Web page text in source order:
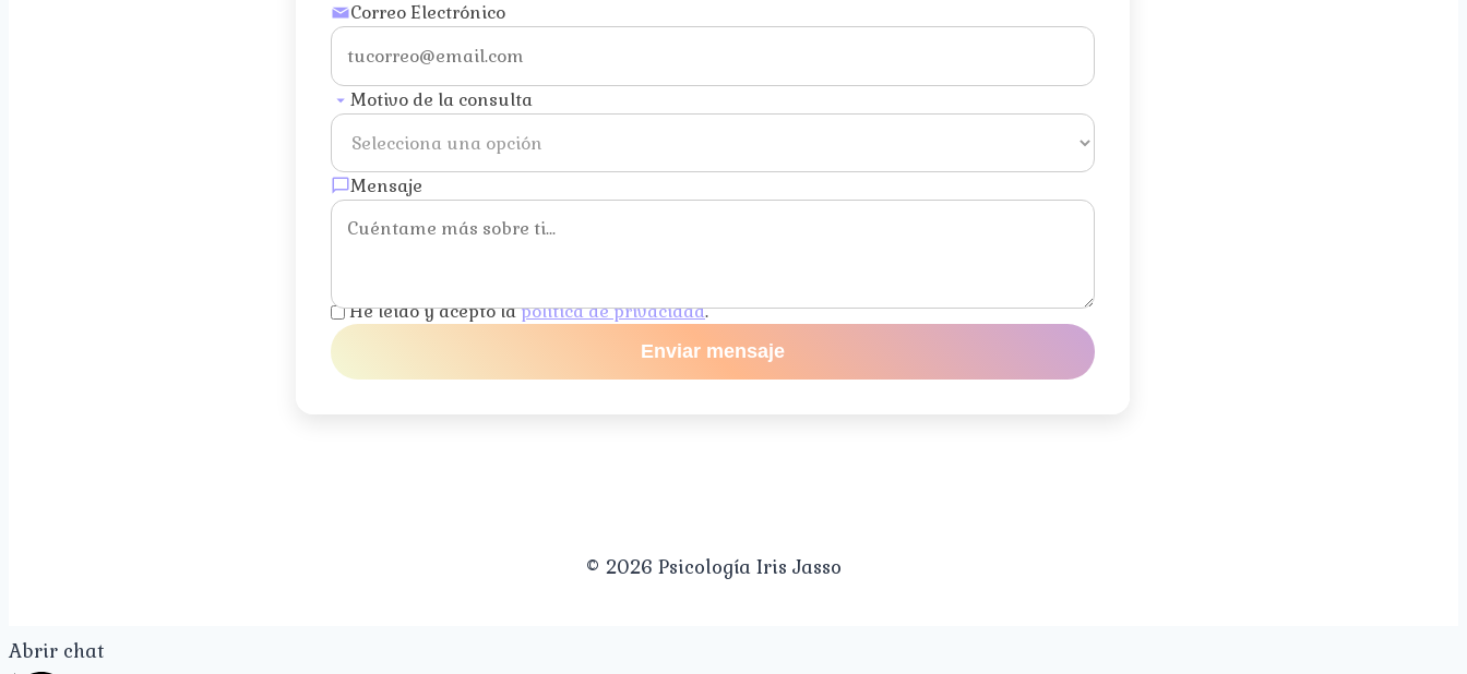
Correo Electrónico
Motivo de la consulta
Mensaje
He leído y acepto lapolítica de privacidad.
Enviar mensaje
© 2026 Psicología Iris Jasso
Abrir chat